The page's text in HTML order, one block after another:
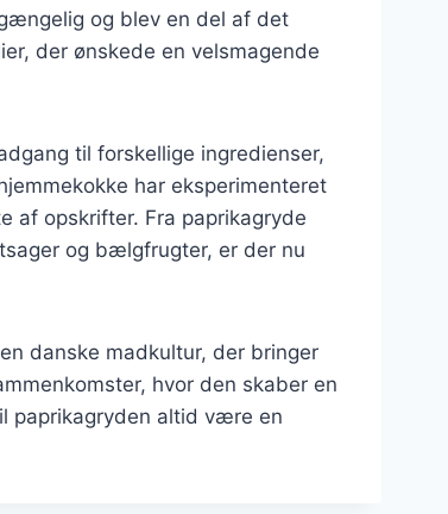
og blev en del af det
der ønskede en velsmagende
til forskellige ingredienser,
har eksperimenteret
af opskrifter. Fra paprikagryde
og bælgfrugter, er der nu
danske madkultur, der bringer
hvor den skaber en
paprikagryden altid være en